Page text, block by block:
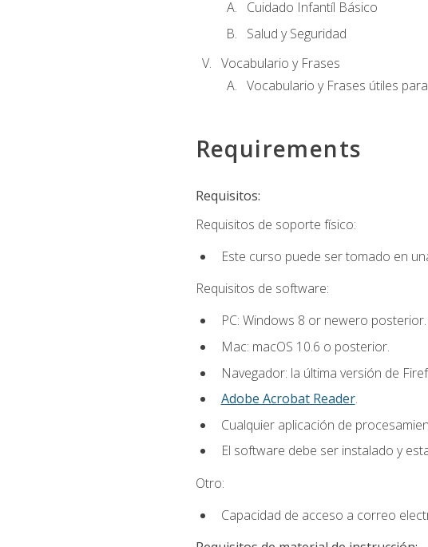
Cuidado Infantíl Básico
Salud y Seguridad
Vocabulario y Frases
Vocabulario y Frases útiles
Requirements
Requisitos:
Requisitos de soporte físico:
Este curso puede ser tomado en
Requisitos de software:
PC: Windows 8 or newero posterior.
Mac: macOS 10.6 o posterior.
Navegador: la última versión de
Adobe Acrobat Reader.
Cualquier aplicación de
El software debe ser instalado y
Otro:
Capacidad de acceso a correo